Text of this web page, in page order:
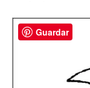
Guardar